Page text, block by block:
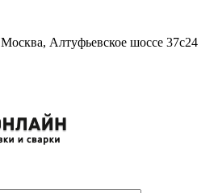
Москва, Алтуфьевское шоссе 37с24